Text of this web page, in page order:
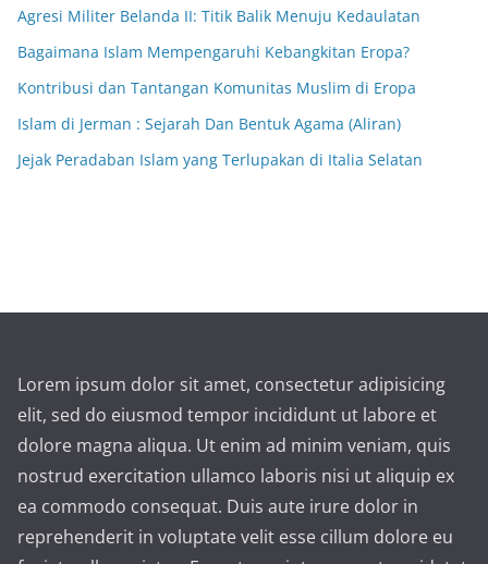
Agresi Militer Belanda II: Titik Balik Menuju Kedaulatan
Bagaimana Islam Mempengaruhi Kebangkitan Eropa?
Kontribusi dan Tantangan Komunitas Muslim di Eropa
Islam di Jerman : Sejarah Dan Bentuk Agama (Aliran)
Jejak Peradaban Islam yang Terlupakan di Italia Selatan
Lorem ipsum dolor sit amet, consectetur adipisicing
elit, sed do eiusmod tempor incididunt ut labore et
dolore magna aliqua. Ut enim ad minim veniam, quis
nostrud exercitation ullamco laboris nisi ut aliquip ex
ea commodo consequat. Duis aute irure dolor in
reprehenderit in voluptate velit esse cillum dolore eu